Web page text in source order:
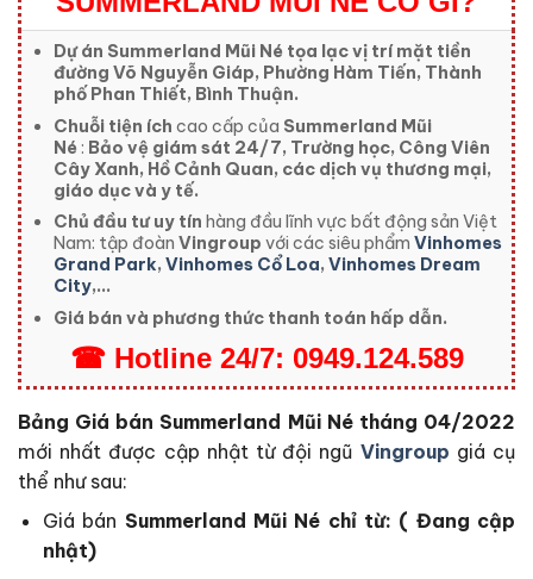
Dự án Summerland Mũi Né tọa lạc vị trí mặt tiền
đường Võ Nguyễn Giáp, Phường Hàm Tiến, Thành
phố Phan Thiết, Bình Thuận.
Chuỗi tiện ích cao cấp của Summerland Mũi
Né: Bảo vệ giám sát 24/7, Trường học, Công Viên
Cây Xanh, Hồ Cảnh Quan, các dịch vụ thương mại,
giáo dục và y tế.
Chủ đầu tư uy tín hàng đầu lĩnh vực bất động sản Việt
Nam: tập đoàn Vingroup với các siêu phẩm Vinhomes
Grand Park,Vinhomes Cổ Loa,Vinhomes Dream
City,...
Giá bán và phương thức thanh toán hấp dẫn.
☎Hotline 24/7: 0949.124.589
Bảng Giá bán Summerland Mũi Né tháng 04/2022
mới nhất được cập nhật từ đội ngũ Vingroup giá cụ
thể như sau:
Giá bán Summerland Mũi Né chỉ từ: ( Đang cập
nhật)